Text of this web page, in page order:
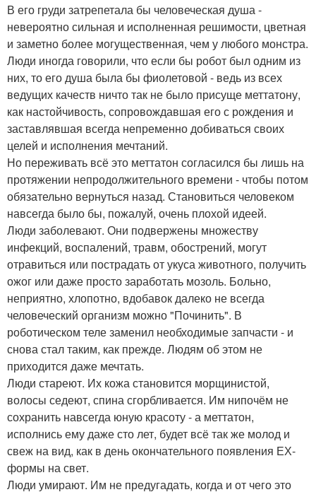
В его груди затрепетала бы человеческая душа -
невероятно сильная и исполненная решимости, цветная
и заметно более могущественная, чем у любого монстра.
Люди иногда говорили, что если бы робот был одним из
них, то его душа была бы фиолетовой - ведь из всех
ведущих качеств ничто так не было присуще меттатону,
как настойчивость, сопровождавшая его с рождения и
заставлявшая всегда непременно добиваться своих
целей и исполнения мечтаний.
Но переживать всё это меттатон согласился бы лишь на
протяжении непродолжительного времени - чтобы потом
обязательно вернуться назад. Становиться человеком
навсегда было бы, пожалуй, очень плохой идеей.
Люди заболевают. Они подвержены множеству
инфекций, воспалений, травм, обострений, могут
отравиться или пострадать от укуса животного, получить
ожог или даже просто заработать мозоль. Больно,
неприятно, хлопотно, вдобавок далеко не всегда
человеческий организм можно "Починить". В
роботическом теле заменил необходимые запчасти - и
снова стал таким, как прежде. Людям об этом не
приходится даже мечтать.
Люди стареют. Их кожа становится морщинистой,
волосы седеют, спина сгорбливается. Им нипочём не
сохранить навсегда юную красоту - а меттатон,
исполнись ему даже сто лет, будет всё так же молод и
свеж на вид, как в день окончательного появления ЕХ-
формы на свет.
Люди умирают. Им не предугадать, когда и от чего это